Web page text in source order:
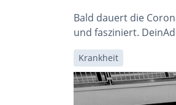
Bald dauert die
und fasziniert.
Krankheit